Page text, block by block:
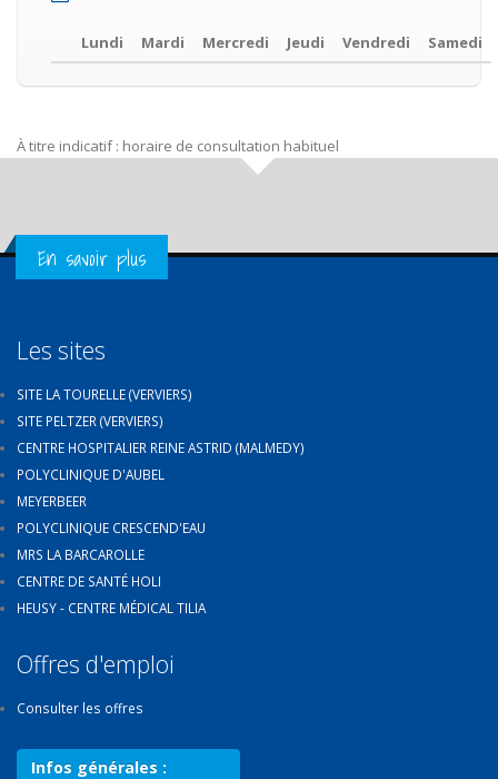
Lundi Mardi Mercredi Jeudi Vendredi Samedi
À titre indicatif : horaire de consultation habituel
Get in Touch
En savoir plus
Les sites
SITE LA TOURELLE (VERVIERS)
SITE PELTZER (VERVIERS)
CENTRE HOSPITALIER REINE ASTRID (MALMEDY)
POLYCLINIQUE D'AUBEL
MEYERBEER
POLYCLINIQUE CRESCEND'EAU
MRS LA BARCAROLLE
CENTRE DE SANTÉ HOLI
HEUSY - CENTRE MÉDICAL TILIA
Offres d'emploi
Consulter les offres
Infos générales :